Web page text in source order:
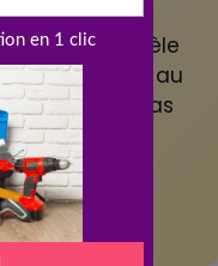
Bruit possible
selon le modèle
Dépendance au
courant en cas
de coupure